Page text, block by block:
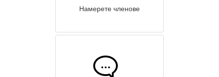
Намерете членове